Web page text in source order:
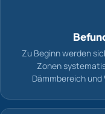
Zu Beginn werden
Zonen
Dämmbereich